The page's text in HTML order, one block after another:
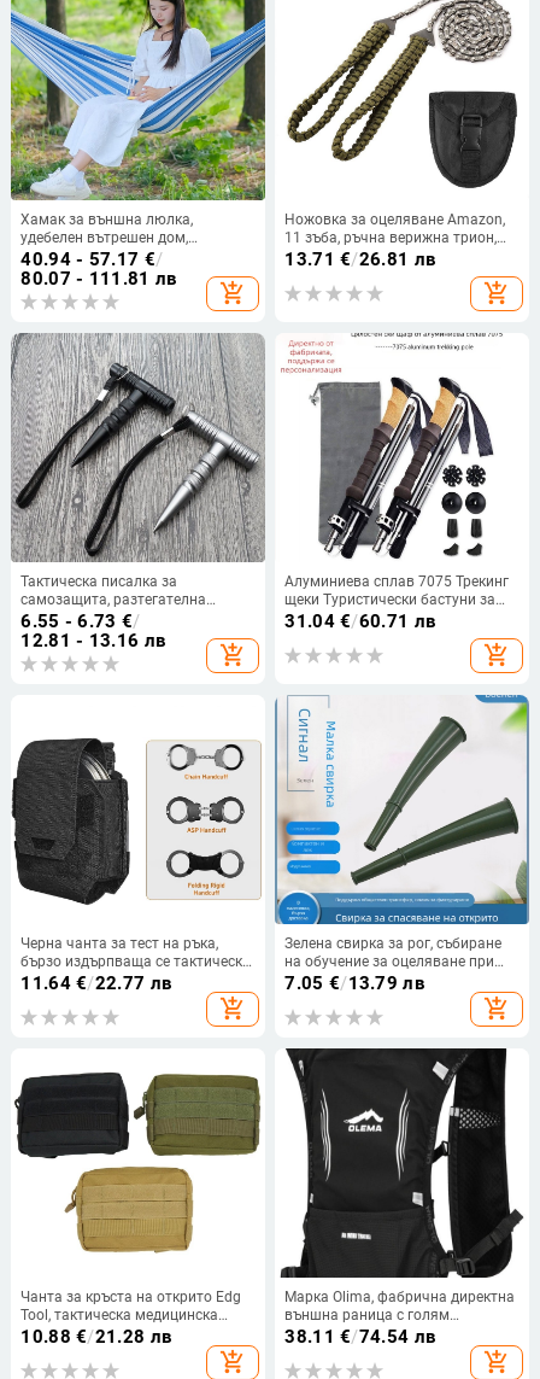
Хамак за външна люлка,
удебелен вътрешен дом,
единичен двоен студентски
общежитие, общежитие за
възрастни, висящ стол, платнено
покритие против обръщане
40.94 - 57.17 €/
80.07 - 111.81 лв
add_shopping_cart
Ножовка за оцеляване Amazon,
11 зъба, ръчна верижна трион,
чадър, дръжка с въже, джобна
верижна трион, ръчна телена
трионна екипировка за къмпинг
13.71 €/26.81 лв
add_shopping_cart
Тактическа писалка за
самозащита, разтегателна
конструкция, алуминиева сплав,
марка Risheng, инструмент за
оцеляване
6.55 - 6.73 €/
12.81 - 13.16 лв
add_shopping_cart
Алуминиева сплав 7075 Трекинг
щеки Туристически бастуни за
крос-кънтри Външно заключване
Петсекционни сгъваеми трекинг
щеки Туристически бастуни
31.04€/60.71 лв
add_shopping_cart
Черна чанта за тест на ръка,
бързо издърпваща се тактическа
чанта за аксесоари,
жилетка, колан, военен
11.64€/22.77 лв
add_shopping_cart
Зелена свирка за рог, събиране
на обучение за оцеляване при
спешни случаи на открито,
пластмасов сигнал, малък рог
7.05 €/13.79 лв
add_shopping_cart
Чанта за кръста на открито Edg
Tool, тактическа медицинска
чанта за първа помощ, държач
за мобилен телефон, защитен
калъф, ловна чанта
10.88 €/21.28 лв
add_shopping_cart
Марка Olima, фабрична директна
външна раница с голям
капацитет за бягане през
пресечена местност, маратонска
5L многофункционална раница
38.11 €/74.54 лв
add_shopping_cart